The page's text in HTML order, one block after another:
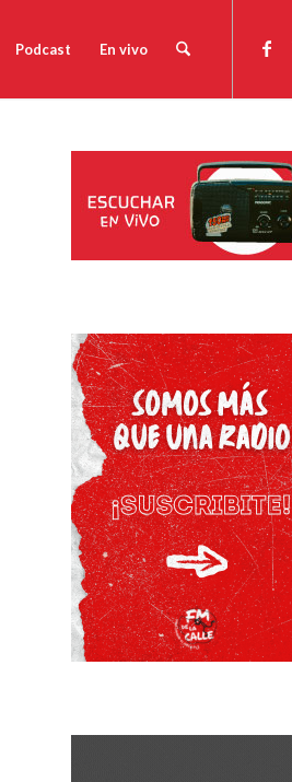
Podcast En vivo